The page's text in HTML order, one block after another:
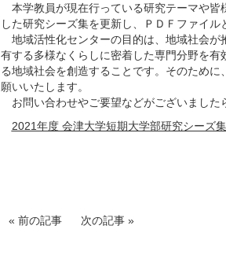
本学教員が現在行っている研究テーマや皆
した研究シーズ集を更新し、ＰＤＦファイル
地域活性化センターの目的は、地域社会が
有する多様なくらしに密着した専門分野を
る地域社会を創造することです。そのため
願いいたします。
お問い合わせやご要望などがございました
2021年度 会津大学短期大学部研究シーズ集
前の記事 次の記事